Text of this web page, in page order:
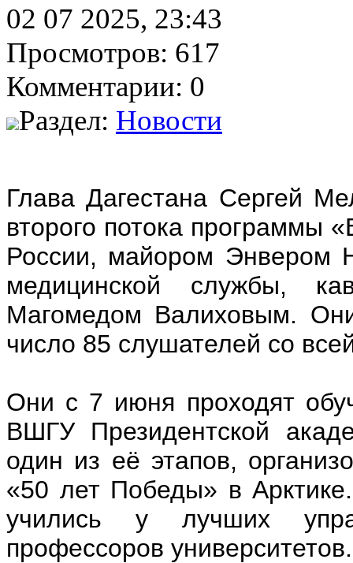
02 07 2025, 23:43
Просмотров: 617
Комментарии: 0
Раздел: Новости
Глава Дагестана Сергей
второго потока программы
России, майором Энвером
медицинской службы,
Магомедом Валиховым.
число 85 слушателей со
Они с 7 июня проходят
ВШГУ Президентской
один из её этапов,
«50 лет Победы» в
учились у лучших
профессоров университетов.